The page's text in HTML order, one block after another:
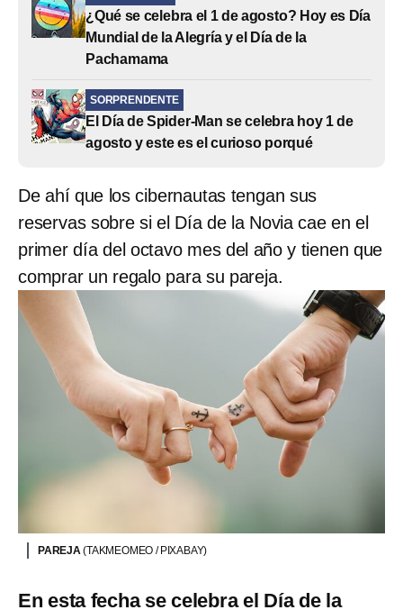
¿Qué se celebra el 1 de agosto? Hoy es Día
Mundial de la Alegría y el Día de la
Pachamama
SORPRENDENTE
El Día de Spider-Man se celebra hoy 1 de
agosto y este es el curioso porqué
De ahí que los cibernautas tengan sus
reservas sobre si el Día de la Novia cae en el
primer día del octavo mes del año y tienen que
comprar un regalo para su pareja.
PAREJA(TAKMEOMEO / PIXABAY)
En esta fecha se celebra el Día de la